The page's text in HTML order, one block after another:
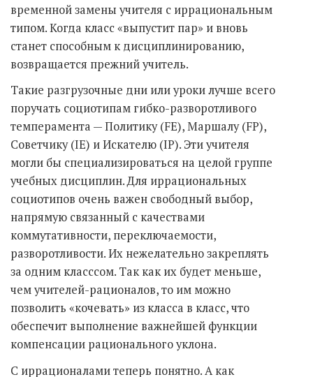
временной замены учителя с иррациональным
типом. Когда класс «выпустит пар» и вновь
станет способным к дисциплинированию,
возвращается прежний учитель.
Такие разгрузочные дни или уроки лучше всего
поручать социотипам гибко-разворотливого
темперамента — Политику (FE), Маршалу (FP),
Советчику (IE) и Искателю (IP). Эти учителя
могли бы специализироваться на целой группе
учебных дисциплин. Для иррациональных
социотипов очень важен свободный выбор,
напрямую связанный с качествами
коммутативности, переключаемости,
разворотливости. Их нежелательно закреплять
за одним класссом. Так как их будет меньше,
чем учителей-рационалов, то им можно
позволить «кочевать» из класса в класс, что
обеспечит выполнение важнейшей функции
компенсации рационального уклона.
С иррационалами теперь понятно. А как